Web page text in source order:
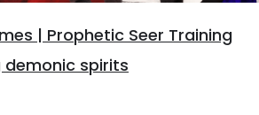
| Prophetic Seer Training
demonic spirits